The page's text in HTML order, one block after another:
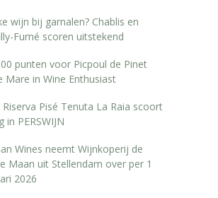
wijn bij garnalen? Chablis en
Fumé scoren uitstekend
punten voor Picpoul de Pinet
Mare in Wine Enthusiast
Riserva Pisé Tenuta La Raia scoort
in PERSWIJN
Wines neemt Wijnkoperij de
Maan uit Stellendam over per 1
2026